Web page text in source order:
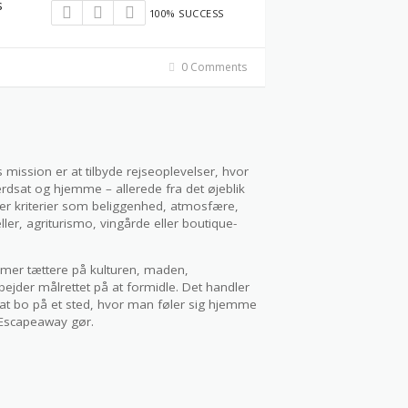
100% SUCCESS
0 Comments
mission er at tilbyde rejseoplevelser, hvor
og hjemme – allerede fra det øjeblik
kriterier som beliggenhed, atmosfære,
agriturismo, vingårde eller boutique-
tættere på kulturen, maden,
målrettet på at formidle. Det handler
bo på et sted, hvor man føler sig hjemme
gør.